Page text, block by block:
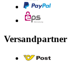
Versandpartner